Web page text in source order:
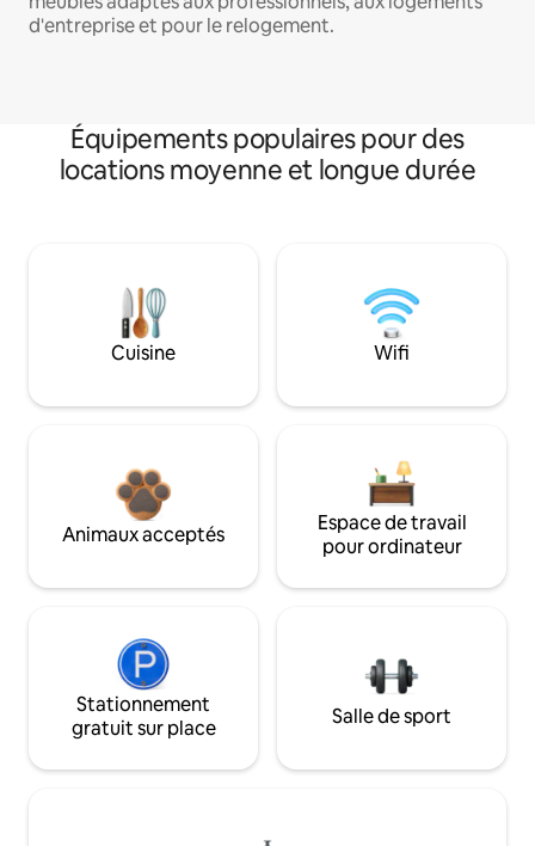
d'entreprise et pour le relogement.
Équipements populaires pour des
locations moyenne et longue durée
Cuisine Wifi
Animaux acceptés
Espace de travail
pour ordinateur
Stationnement
gratuit sur place
Salle de sport